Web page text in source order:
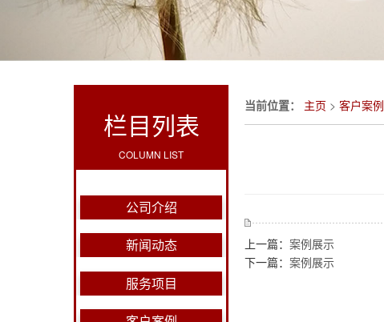
栏目列表
COLUMN LIST
公司介绍
新闻动态
服务项目
当前位置： 主页 >客户案例
上一篇：案例展示
下一篇：案例展示